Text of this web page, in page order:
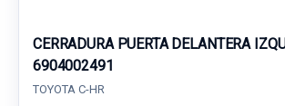
CERRADURA PUERTA DELANTERA
6904002491
TOYOTA C-HR